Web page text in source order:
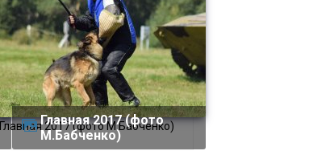
Главная 2017 (фото М.Бабченко)
Главная 2017 (фото
М.Бабченко)